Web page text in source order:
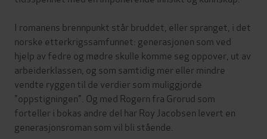
I romanens brennpunkt står bruddet, eller spranget, i det
norske etterkrigssamfunnet: generasjonen som ved
hjelp av fedre og mødre skulle komme seg oppover, ut av
arbeiderklassen, og som samtidig mer eller mindre
vendte ryggen til de verdier som muliggjorde
"oppstigningen". Og med Rogern fra Grorud som
forteller i bokas andre del har Roy Jacobsen levert en
generasjonsroman som vil bli stående.